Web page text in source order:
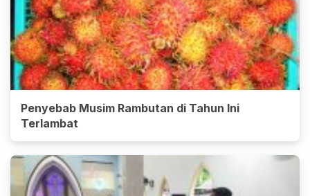
Penyebab Musim Rambutan di Tahun Ini
Terlambat